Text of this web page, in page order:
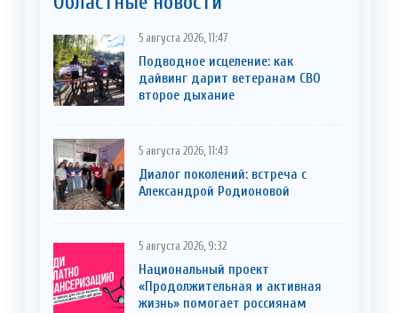
5 августа 2026, 11:47
Подводное исцеление: как
дайвинг дарит ветеранам СВО
второе дыхание
5 августа 2026, 11:43
Диалог поколений: встреча с
Александрой Родионовой
5 августа 2026, 9:32
Национальный проект
«Продолжительная и активная
жизнь» помогает россиянам